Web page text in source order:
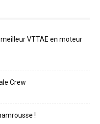
VTTAE en moteur
Crew
!